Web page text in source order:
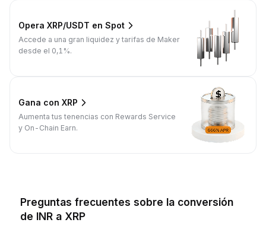
Opera XRP/USDT en Spot
Accede a una gran liquidez y tarifas de Maker
desde el 0,1%.
Gana con XRP
Aumenta tus tenencias con Rewards Service
y On-Chain Earn.
Preguntas frecuentes sobre la conversión
de INR a XRP